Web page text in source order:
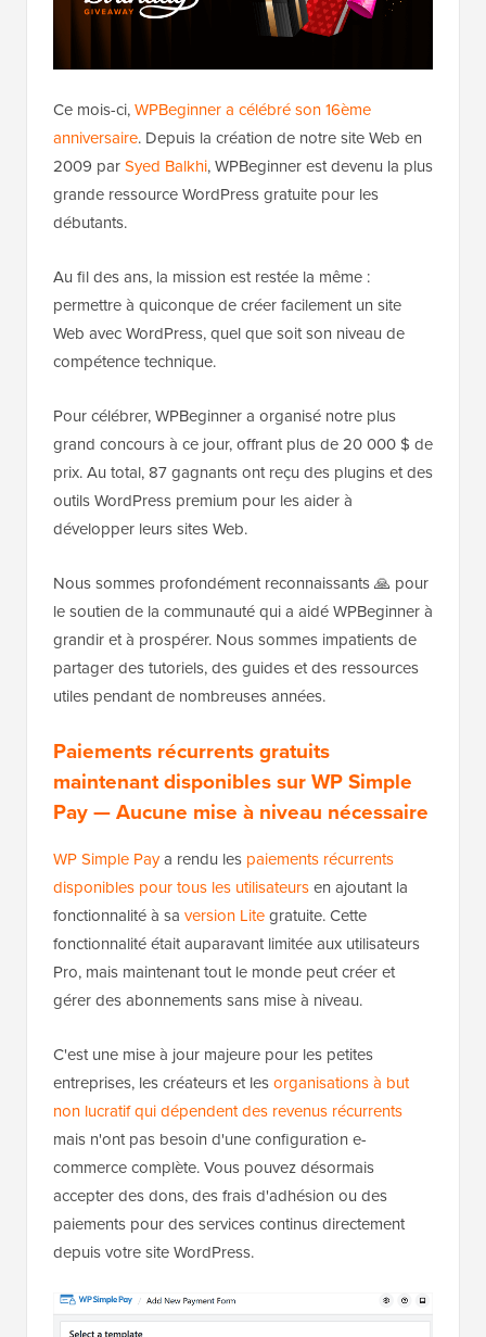
Ce mois-ci,WPBeginner a célébré son 16ème
anniversaire. Depuis la création de notre site Web en
2009 parSyed Balkhi, WPBeginner est devenu la plus
grande ressource WordPress gratuite pour les
débutants.
Au fil des ans, la mission est restée la même :
permettre à quiconque de créer facilement un site
Web avec WordPress, quel que soit son niveau de
compétence technique.
Pour célébrer, WPBeginner a organisé notre plus
grand concours à ce jour, offrant plus de 20 000 $ de
prix. Au total, 87 gagnants ont reçu des plugins et des
outils WordPress premium pour les aider à
développer leurs sites Web.
Nous sommes profondément reconnaissants 🙏 pour
le soutien de la communauté qui a aidé WPBeginner à
grandir et à prospérer. Nous sommes impatients de
partager des tutoriels, des guides et des ressources
utiles pendant de nombreuses années.
Paiements récurrents gratuits
maintenant disponibles sur WP Simple
Pay — Aucune mise à niveau nécessaire
WP Simple Paya rendu les paiements récurrents
disponibles pour tous les utilisateursen ajoutant la
fonctionnalité à sa version Litegratuite. Cette
fonctionnalité était auparavant limitée aux utilisateurs
Pro, mais maintenant tout le monde peut créer et
gérer des abonnements sans mise à niveau.
C'est une mise à jour majeure pour les petites
entreprises, les créateurs et lesorganisations à but
non lucratif qui dépendent des revenus récurrents
mais n'ont pas besoin d'une configuration e-
commerce complète. Vous pouvez désormais
accepter des dons, des frais d'adhésion ou des
paiements pour des services continus directement
depuis votre site WordPress.